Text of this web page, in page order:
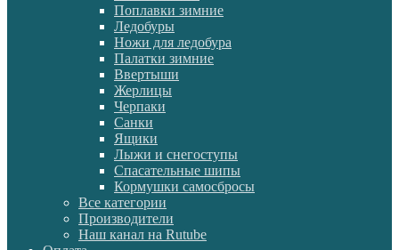
Поплавки зимние
Ледобуры
Ножи для ледобура
Палатки зимние
Ввертыши
Жерлицы
Черпаки
Санки
Ящики
Лыжи и снегоступы
Спасательные шипы
Кормушки самосбросы
Все категории
Производители
Наш канал на Rutube